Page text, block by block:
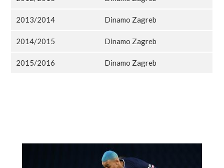
2013/2014 Dinamo Zagreb
2014/2015 Dinamo Zagreb
2015/2016 Dinamo Zagreb